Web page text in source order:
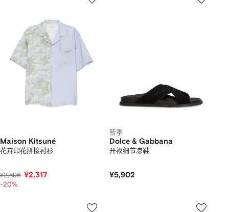
Maison Kitsuné
花卉印花拼接衬衫
¥2,896 ¥2,317
-20%
新季
Dolce & Gabbana
开衩细节凉鞋
¥5,902